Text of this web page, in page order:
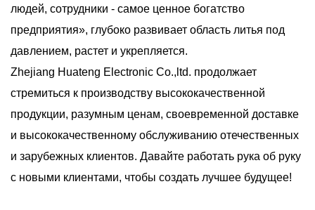
людей, сотрудники - самое ценное богатство
предприятия», глубоко развивает область литья под
давлением, растет и укрепляется.
Zhejiang Huateng Electronic Co.,ltd. продолжает
стремиться к производству высококачественной
продукции, разумным ценам, своевременной доставке
и высококачественному обслуживанию отечественных
и зарубежных клиентов. Давайте работать рука об руку
с новыми клиентами, чтобы создать лучшее будущее!